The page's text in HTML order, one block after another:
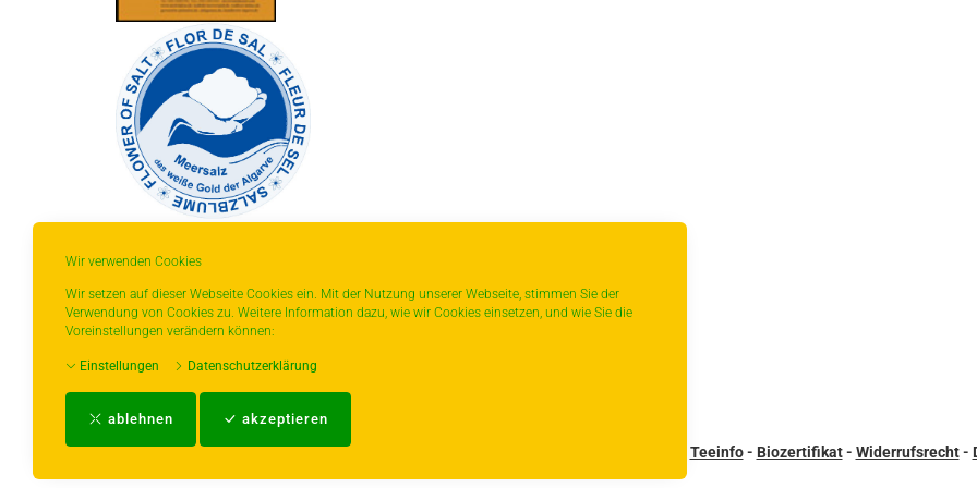
Wir verwenden Cookies
Wir setzen auf dieser Webseite Cookies ein. Mit der Nutzung unserer Webseite, stimmen Sie der
Verwendung von Cookies zu. Weitere Information dazu, wie wir Cookies einsetzen, und wie Sie die
Voreinstellungen verändern können:
Einstellungen Datenschutzerklärung
ablehnen akzeptieren
* gilt für Lieferungen innerhalb Deutschlands,
bitte der Schaltfläche mit den
Impressum-AGB- Teeinfo- Biozertifikat- Widerrufsrecht-